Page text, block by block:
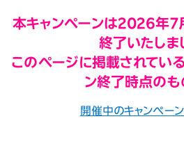
本キャンペーンは2026年7
終了いたしま
このページに掲載されてい
ン終了時点のも
開催中のキャンペー